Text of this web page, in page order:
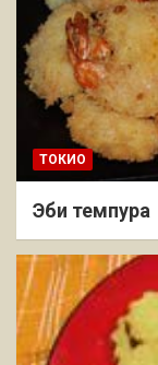
ТОКИО
Эби темпура